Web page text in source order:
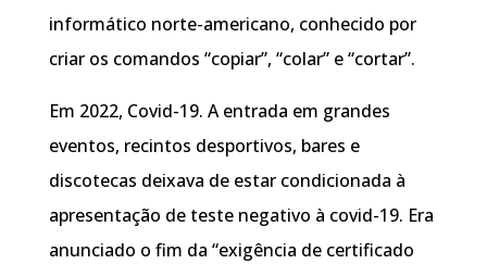
informático norte-americano, conhecido por
criar os comandos “copiar”, “colar” e “cortar”.
Em 2022, Covid-19. A entrada em grandes
eventos, recintos desportivos, bares e
discotecas deixava de estar condicionada à
apresentação de teste negativo à covid-19. Era
anunciado o fim da “exigência de certificado